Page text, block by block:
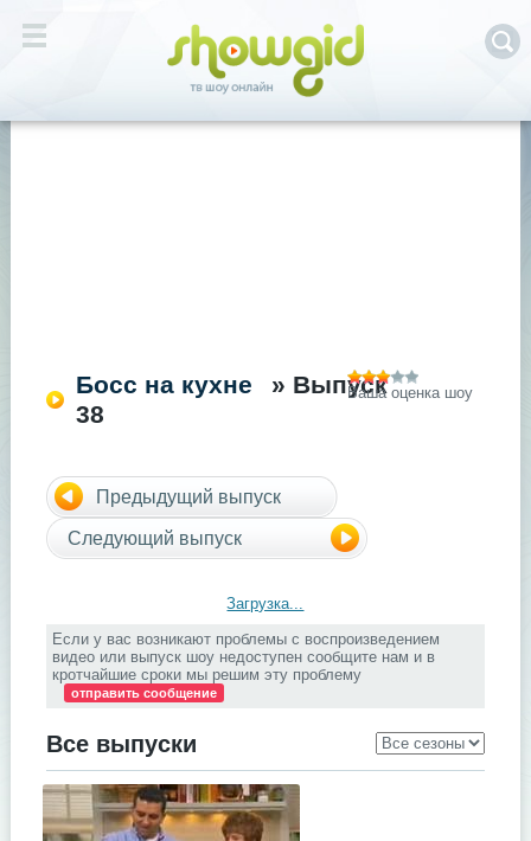
Босс на кухне
» Выпуск
38
Ваша оценка шоу
Предыдущий выпуск
Следующий выпуск
Загрузка...
Если у вас возникают проблемы с воспроизведением
видео или выпуск шоу недоступен сообщите нам и в
кротчайшие сроки мы решим эту проблему
отправить сообщение
Все выпуски